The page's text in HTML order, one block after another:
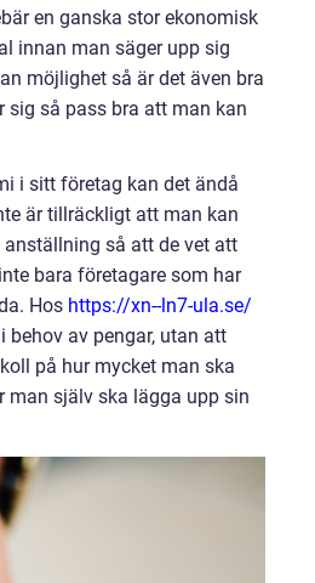
en ganska stor ekonomisk
innan man säger upp sig
möjlighet så är det även bra
sig så pass bra att man kan
i sitt företag kan det ändå
är tillräckligt att man kan
så att de vet att
bara företagare som har
Hos https://xn--ln7-ula.se/
av pengar, utan att
på hur mycket man ska
man själv ska lägga upp sin